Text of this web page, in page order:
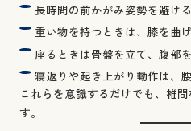
長時間の前かがみ姿勢を避ける
重い物を持つときは、膝を曲
座るときは骨盤を立て、腹部
寝返りや起き上がり動作は、
これらを意識するだけでも、椎
す。